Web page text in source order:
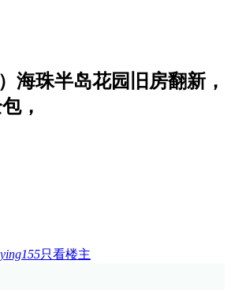
海珠半岛花园旧房翻新，
，
只看楼主